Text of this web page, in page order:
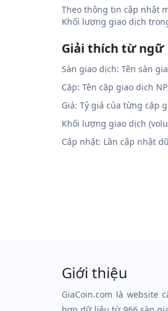
Theo thông tin cập nhật
Khối lượng giao dịch
Giải thích từ ngữ
Sàn giao dịch: Tên sàn
Cặp: Tên cặp giao dịch
Giá: Tỷ giá của từng cặp
Khối lượng giao dịch
Cập nhật: Lần cập nhật
Giới thiệu
GiaCoin.com là